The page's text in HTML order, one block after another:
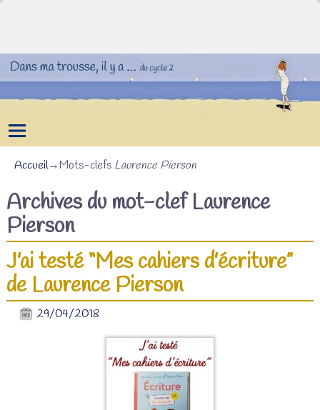
Accueil→Mots-clefs Laurence Pierson
Archives du mot-clefLaurence
Pierson
J’ai testé “Mes cahiers d’écriture”
de Laurence Pierson
29/04/2018